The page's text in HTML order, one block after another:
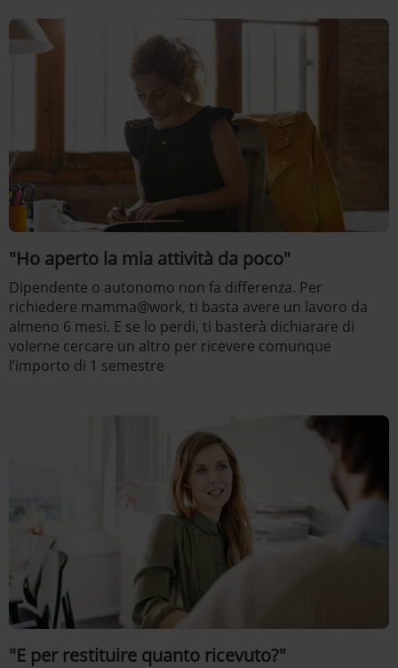
"Ho aperto la mia attività da poco"
Dipendente o autonomo non fa differenza. Per
richiedere mamma@work, ti basta avere un lavoro da
almeno 6 mesi. E se lo perdi, ti basterà dichiarare di
volerne cercare un altro per ricevere comunque
l’importo di 1 semestre
"E per restituire quanto ricevuto?"